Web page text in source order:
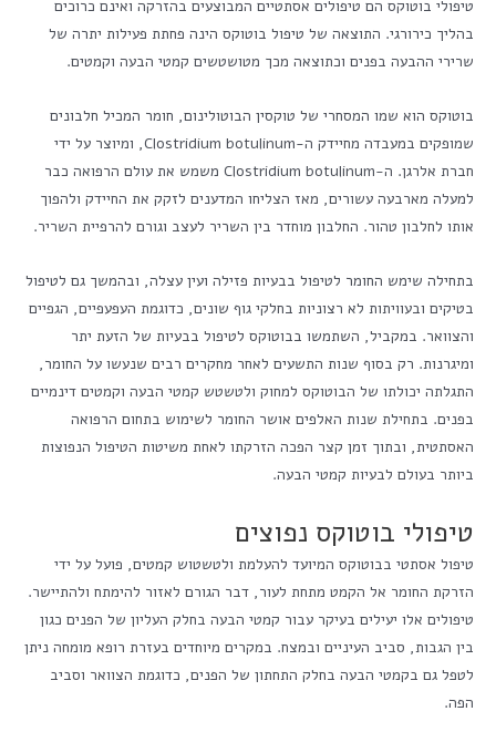
טיפולי בוטוקס הם טיפולים אסתטיים המבוצעים בהזרקה ואינם כרוכים
בהליך כירורגי. התוצאה של טיפול בוטוקס הינה פחתת פעילות יתרה של
שרירי ההבעה בפנים וכתוצאה מכך מטושטשים קמטי הבעה וקמטים.
בוטוקס הוא שמו המסחרי של טוקסין הבוטולינום, חומר המכיל חלבונים
שמופקים במעבדה מחיידק ה-Clostridium botulinum, ומיוצר על ידי
חברת אלרגן. ה-Clostridium botulinum משמש את עולם הרפואה כבר
למעלה מארבעה עשורים, מאז הצליחו המדענים לזקק את החיידק ולהפוך
אותו לחלבון טהור. החלבון מוחדר בין השריר לעצב וגורם להרפיית השריר.
בתחילה שימש החומר לטיפול בבעיות פזילה ועין עצלה, ובהמשך גם לטיפול
בטיקים ובעוויתות לא רצוניות בחלקי גוף שונים, כדוגמת העפעפיים, הגפיים
והצוואר. במקביל, השתמשו בבוטוקס לטיפול בבעיות של הזעת יתר
ומיגרנות. רק בסוף שנות התשעים לאחר מחקרים רבים שנעשו על החומר,
התגלתה יכולתו של הבוטוקס למחוק ולטשטש קמטי הבעה וקמטים דינמיים
בפנים. בתחילת שנות האלפים אושר החומר לשימוש בתחום הרפואה
האסתטית, ובתוך זמן קצר הפכה הזרקתו לאחת משיטות הטיפול הנפוצות
ביותר בעולם לבעיות קמטי הבעה.
טיפולי בוטוקס נפוצים
טיפול אסתטי בבוטוקס המיועד להעלמת ולטשטוש קמטים, פועל על ידי
הזרקת החומר אל הקמט מתחת לעור, דבר הגורם לאזור להימתח ולהתיישר.
טיפולים אלו יעילים בעיקר עבור קמטי הבעה בחלק העליון של הפנים כגון
בין הגבות, סביב העיניים ובמצח. במקרים מיוחדים בעזרת רופא מומחה ניתן
לטפל גם בקמטי הבעה בחלק התחתון של הפנים, כדוגמת הצוואר וסביב
הפה.